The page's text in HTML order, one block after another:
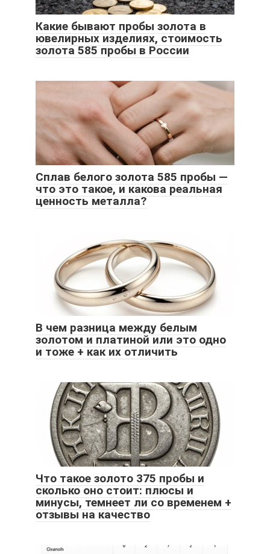
Какие бывают пробы золота в
ювелирных изделиях, стоимость
золота 585 пробы в России
Сплав белого золота 585 пробы —
что это такое, и какова реальная
ценность металла?
В чем разница между белым
золотом и платиной или это одно
и тоже + как их отличить
Что такое золото 375 пробы и
сколько оно стоит: плюсы и
минусы, темнеет ли со временем +
отзывы на качество